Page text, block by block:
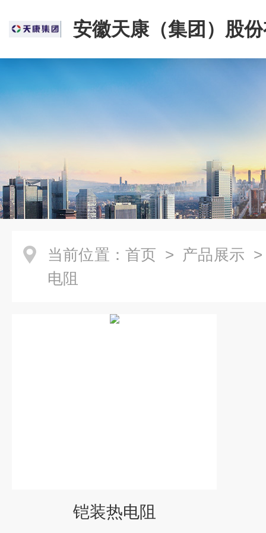
安徽天康（集团）股
司
当前位置： 首页 > 产品展示
电阻
铠装热电阻